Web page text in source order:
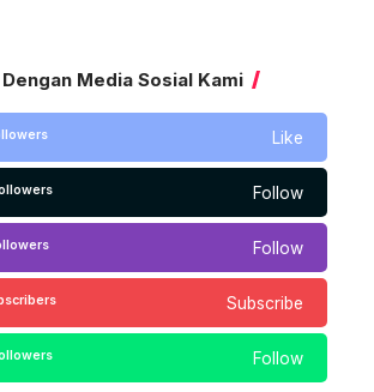
Media Sosial Kami
Like
Follow
Follow
Subscribe
Follow